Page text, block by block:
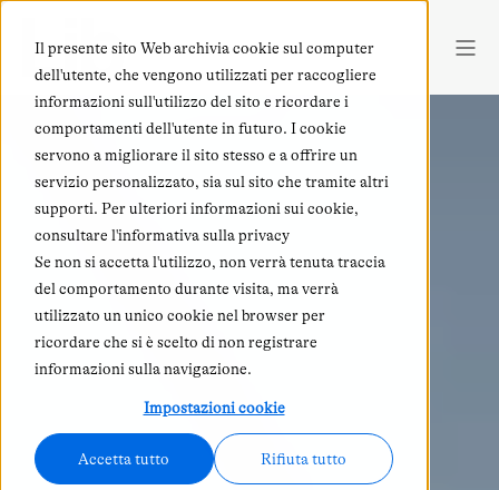
Il presente sito Web archivia cookie sul computer
dell'utente, che vengono utilizzati per raccogliere
informazioni sull'utilizzo del sito e ricordare i
comportamenti dell'utente in futuro. I cookie
servono a migliorare il sito stesso e a offrire un
servizio personalizzato, sia sul sito che tramite altri
supporti. Per ulteriori informazioni sui cookie,
consultare l'informativa sulla privacy
Se non si accetta l'utilizzo, non verrà tenuta traccia
del comportamento durante visita, ma verrà
utilizzato un unico cookie nel browser per
ricordare che si è scelto di non registrare
informazioni sulla navigazione.
Impostazioni cookie
Accetta tutto Rifiuta tutto